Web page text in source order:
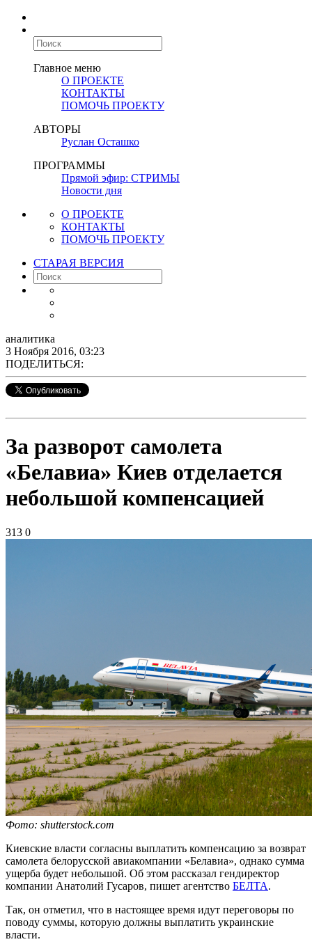
Главное меню
О ПРОЕКТЕ
КОНТАКТЫ
ПОМОЧЬ ПРОЕКТУ
АВТОРЫ
Руслан Осташко
ПРОГРАММЫ
Прямой эфир: СТРИМЫ
Новости дня
О ПРОЕКТЕ
КОНТАКТЫ
ПОМОЧЬ ПРОЕКТУ
СТАРАЯ ВЕРСИЯ
аналитика
3 Ноября 2016, 03:23
ПОДЕЛИТЬСЯ:
За разворот самолета
«Белавиа» Киев отделается
небольшой компенсацией
313 0
Фото: shutterstock.com
Киевские власти согласны выплатить компенсацию за возврат
самолета белорусской авиакомпании «Белавиа», однако сумма
ущерба будет небольшой. Об этом рассказал гендиректор
компании Анатолий Гусаров, пишет агентство БЕЛТА.
Так, он отметил, что в настоящее время идут переговоры по
поводу суммы, которую должны выплатить украинские
власти.